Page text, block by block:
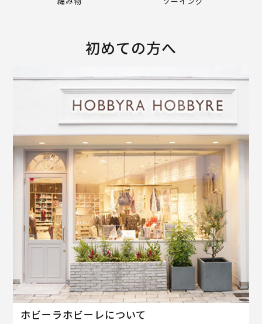
初めての方へ
ホビーラホビーレについて